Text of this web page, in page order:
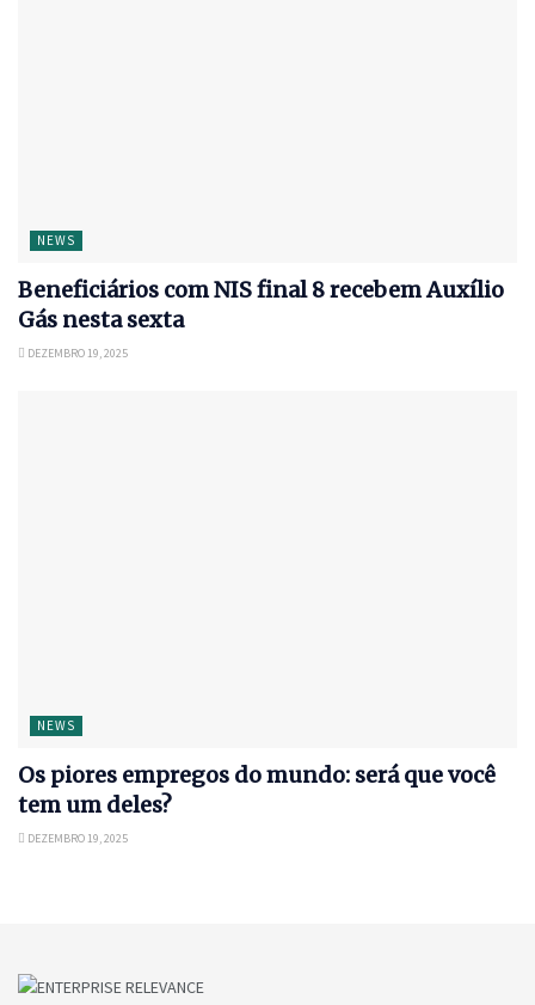
NEWS
Beneficiários com NIS final 8 recebem Auxílio
Gás nesta sexta
DEZEMBRO 19, 2025
NEWS
Os piores empregos do mundo: será que você
tem um deles?
DEZEMBRO 19, 2025